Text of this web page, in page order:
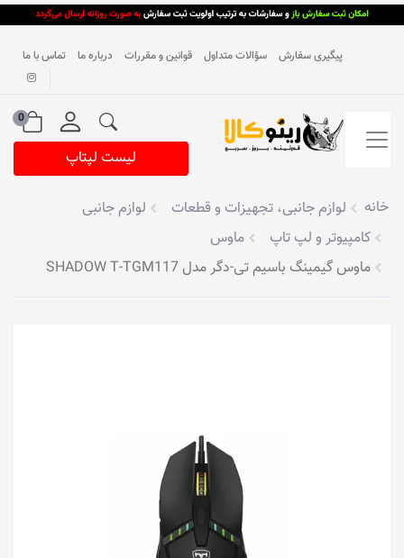
پیگیری سفارش سؤالات متداول قوانین و مقررات درباره ما تماس با ما
0
لیست لپتاپ
خانه لوازم جانبی، تجهیزات و قطعات
لوازم جانبی
کامپیوتر و لپ تاپ
ماوس
ماوس گیمینگ باسیم تی-دگر مدل SHADOW T-TGM117